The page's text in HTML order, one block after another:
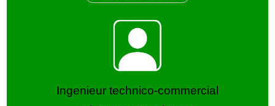
Ingenieur technico-commercial